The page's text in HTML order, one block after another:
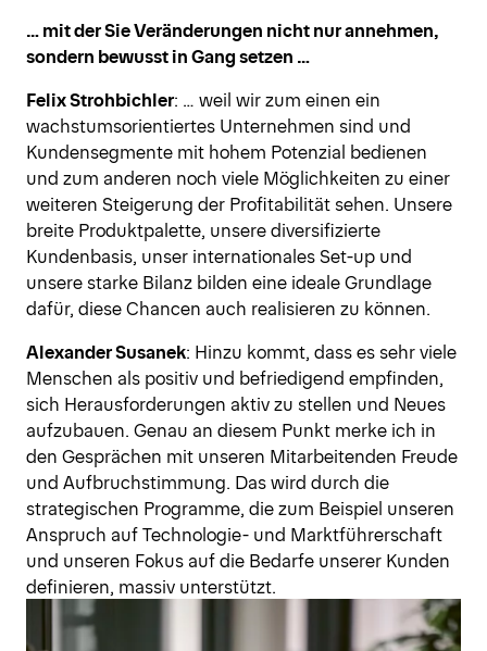
… mit der Sie Veränderungen nicht nur annehmen,
sondern bewusst in Gang setzen …
Felix Strohbichler: … weil wir zum einen ein
wachstumsorientiertes Unternehmen sind und
Kundensegmente mit hohem Potenzial bedienen
und zum anderen noch viele Möglichkeiten zu einer
weiteren Steigerung der Profitabilität sehen. Unsere
breite Produktpalette, unsere diversifizierte
Kundenbasis, unser internationales Set-up und
unsere starke Bilanz bilden eine ideale Grundlage
dafür, diese Chancen auch realisieren zu können.
Alexander Susanek: Hinzu kommt, dass es sehr viele
Menschen als positiv und befriedigend empfinden,
sich Herausforderungen aktiv zu stellen und Neues
aufzubauen. Genau an diesem Punkt merke ich in
den Gesprächen mit unseren Mitarbeitenden Freude
und Aufbruchstimmung. Das wird durch die
strategischen Programme, die zum Beispiel unseren
Anspruch auf Technologie- und Marktführerschaft
und unseren Fokus auf die Bedarfe unserer Kunden
definieren, massiv unterstützt.